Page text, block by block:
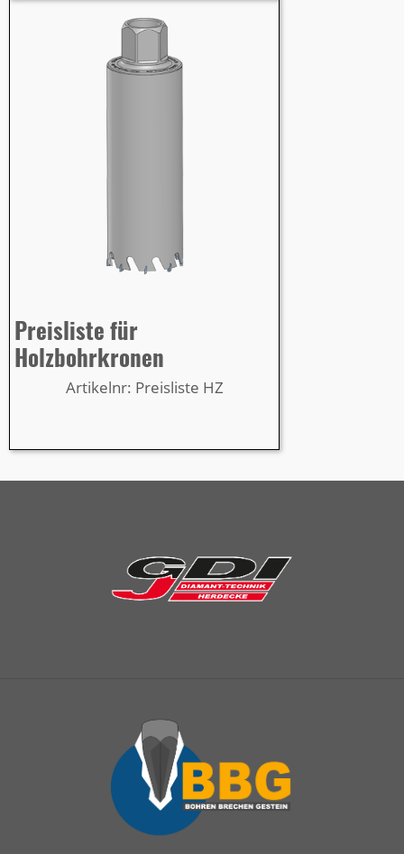
Preisliste für
Holzbohrkronen
Artikelnr: Preisliste HZ